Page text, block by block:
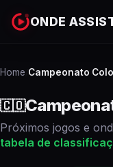
ONDE
Home Campeonato
🇨🇴
Próximos jogos e
tabela de